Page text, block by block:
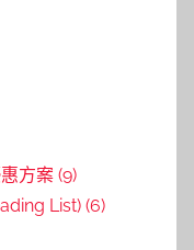
方案 (9)
List) (6)